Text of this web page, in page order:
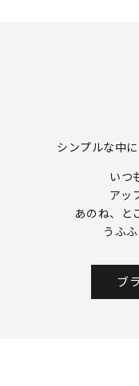
シンプルな中
いつ
アッ
あのね、と
うふ
ブ